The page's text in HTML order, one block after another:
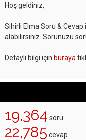
Hoş geldiniz,
Sihirli Elma Soru & Cevap
alabilirsiniz. Sorunuzu
Detaylı bilgi için buraya
19,364 soru
22,785 cevap